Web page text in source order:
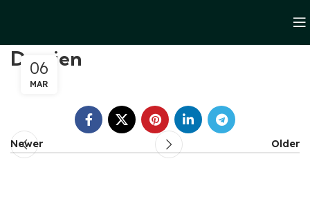
Damien
06
MAR
Newer Older